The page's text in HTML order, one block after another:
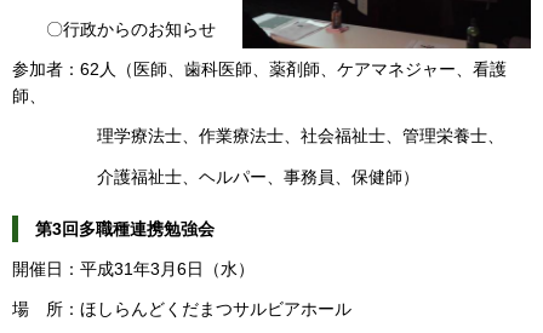
〇行政からのお知らせ
参加者：62人（医師、歯科医師、薬剤師、ケアマネジャー、看護
師、
理学療法士、作業療法士、社会福祉士、管理栄養士、
介護福祉士、ヘルパー、事務員、保健師）
第3回多職種連携勉強会
開催日：平成31年3月6日（水）
場 所：ほしらんどくだまつサルビアホール